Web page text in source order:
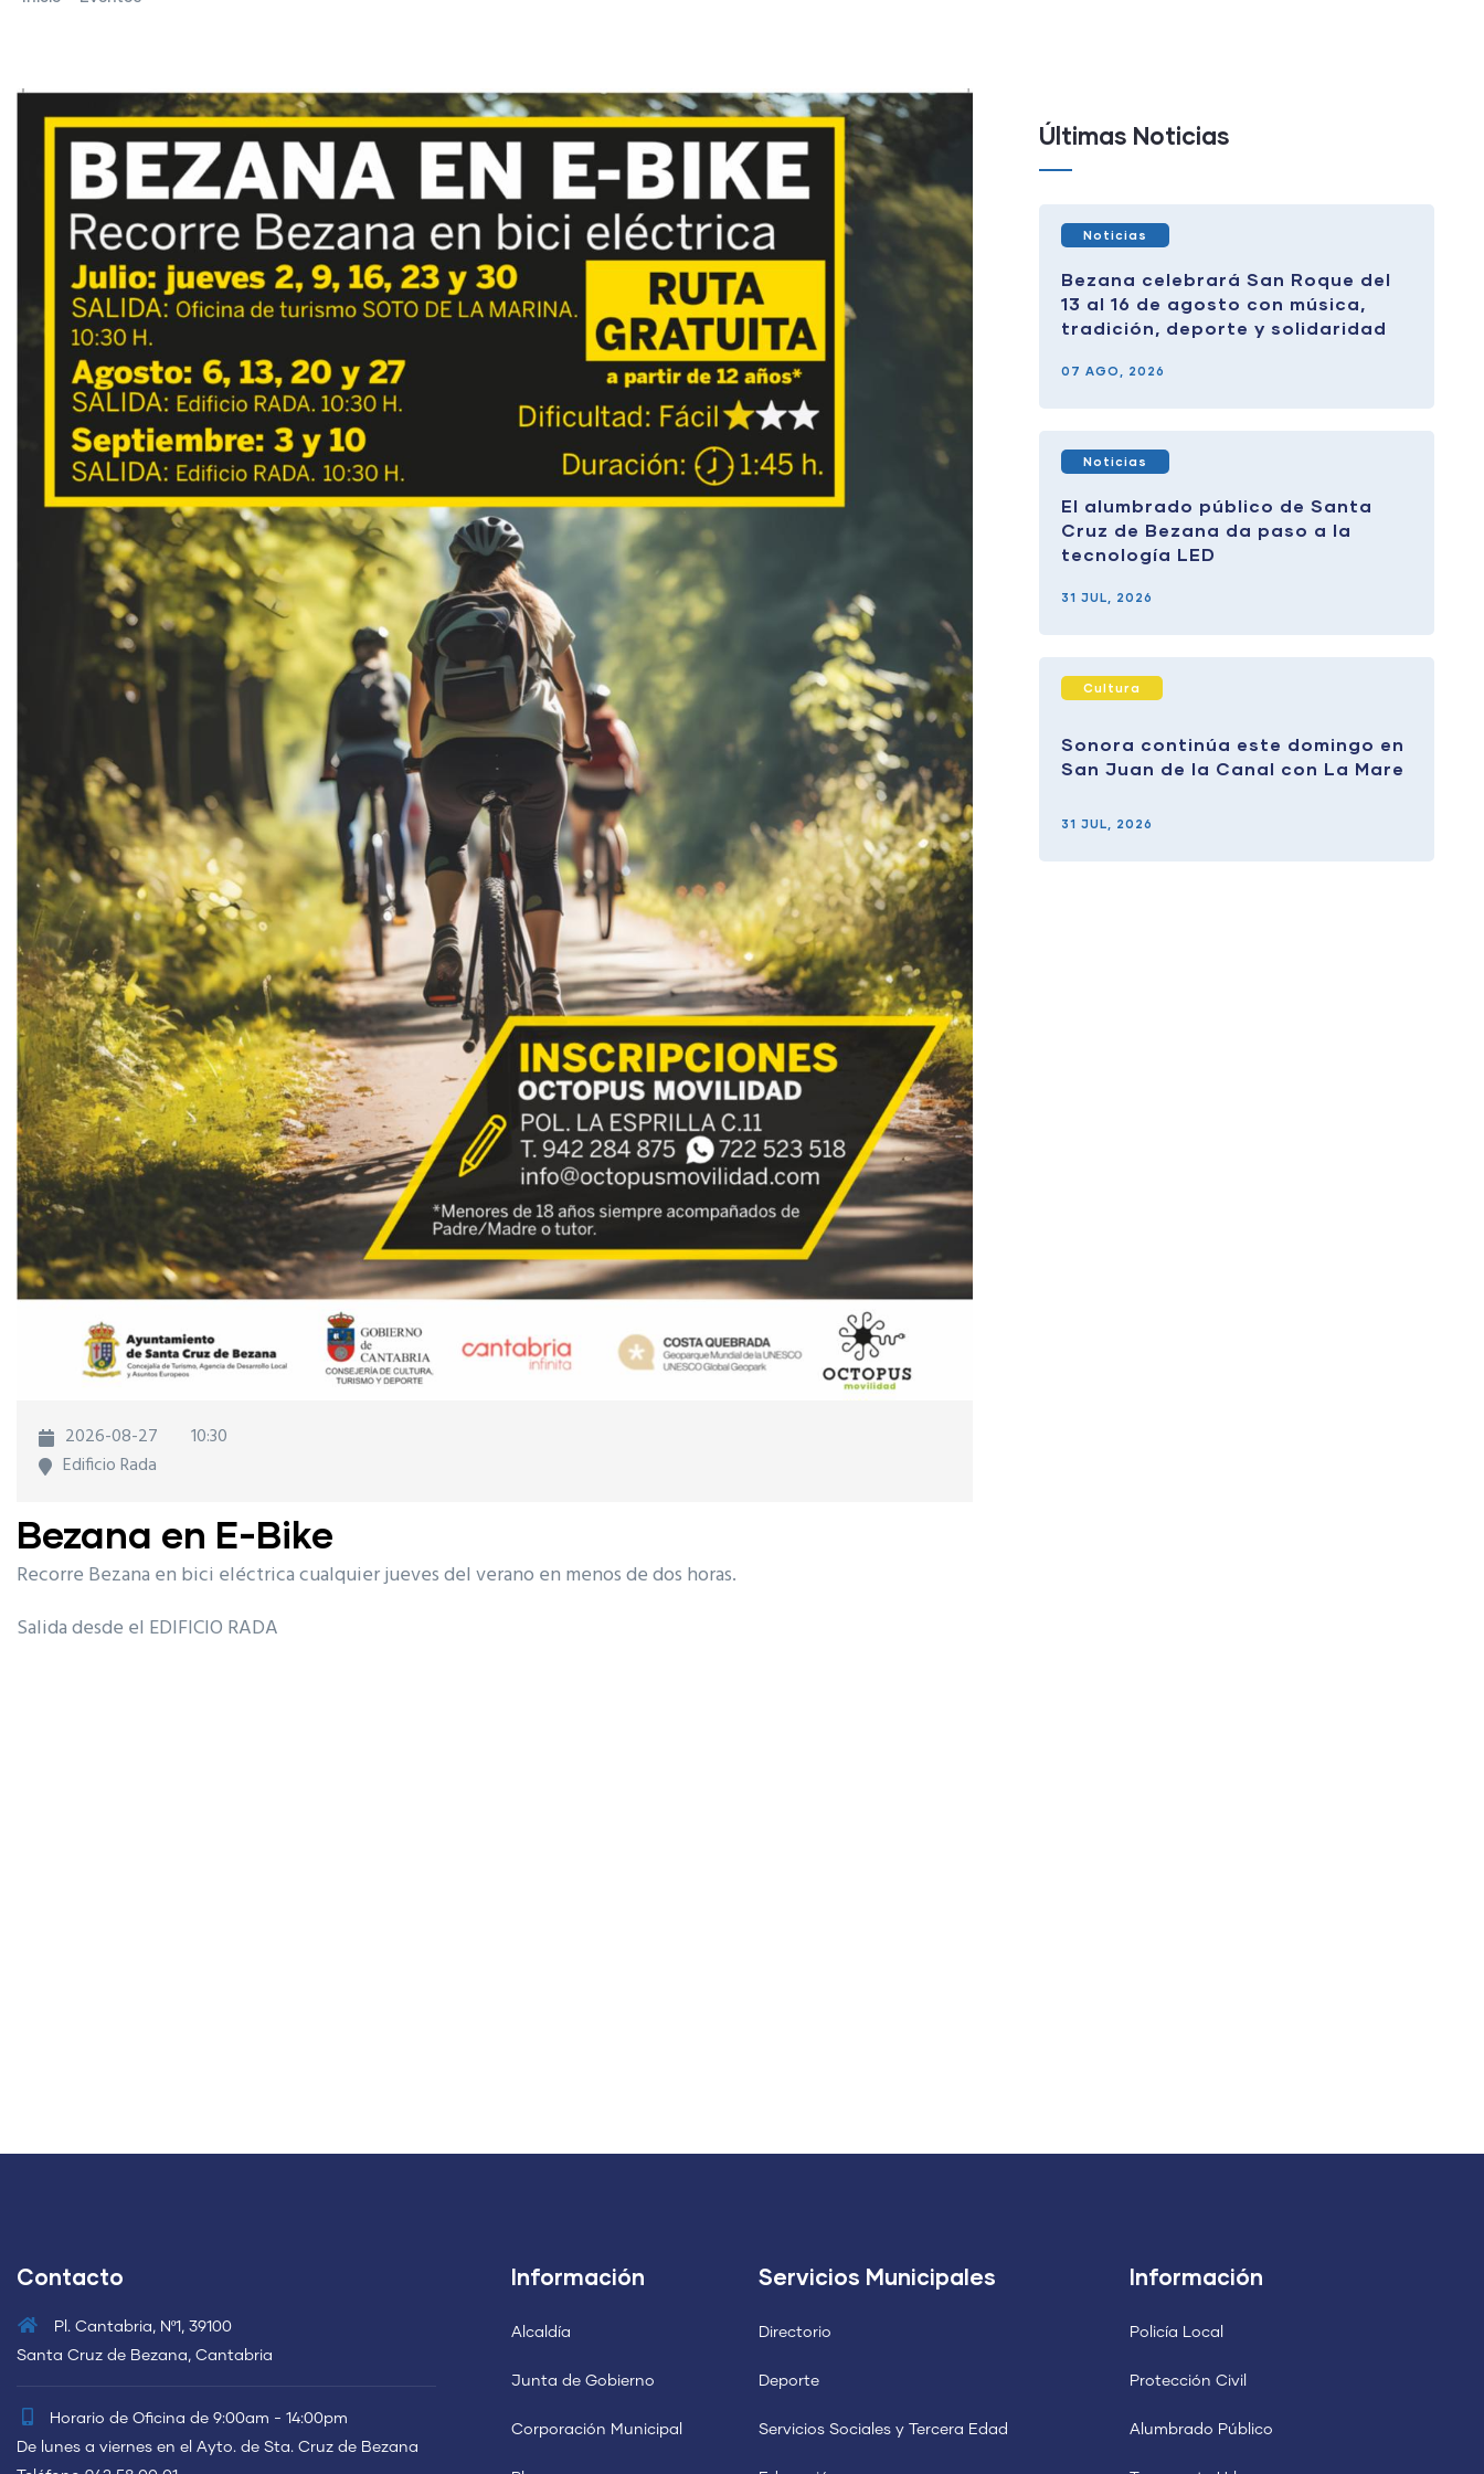
2026-08-27
10:30
Edificio Rada
Bezana en E-Bike
Recorre Bezana en bici eléctrica cualquier jueves del verano en menos de dos horas.
Salida desde el EDIFICIO RADA
Últimas Noticias
Bezana celebrará San Roque del
13 al 16 de agosto con música,
tradición, deporte y solidaridad
Noticias
07 AGO, 2026
El alumbrado público de Santa
Cruz de Bezana da paso a la
tecnología LED
Noticias
31 JUL, 2026
Sonora continúa este domingo en
San Juan de la Canal con La Mare
Cultura
31 JUL, 2026
Contacto
Pl. Cantabria, Nº1, 39100
Santa Cruz de Bezana, Cantabria
Horario de Oficina de 9:00am - 14:00pm
De lunes a viernes en el Ayto. de Sta. Cruz de Bezana
Información
Alcaldía
Junta de Gobierno
Corporación Municipal
Servicios Municipales
Directorio
Deporte
Servicios Sociales y Tercera Edad
Información
Policía Local
Protección Civil
Alumbrado Público